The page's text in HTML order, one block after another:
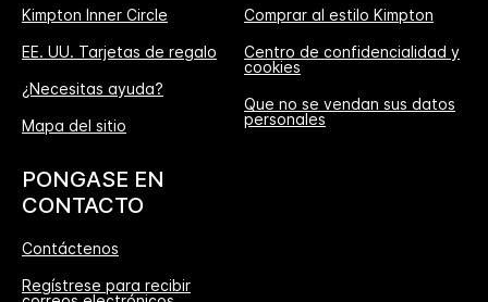
Kimpton Inner Circle
EE. UU. Tarjetas de regalo
¿Necesitas ayuda?
Mapa del sitio
Comprar al estilo Kimpton
Centro de confidencialidad y
cookies
Que no se vendan sus datos
personales
PONGASE EN
CONTACTO
Contáctenos
Regístrese para recibir